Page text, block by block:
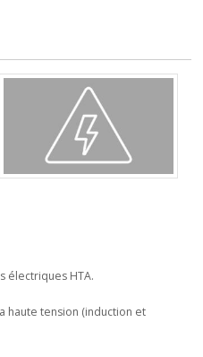
électriques HTA.
haute tension (induction et